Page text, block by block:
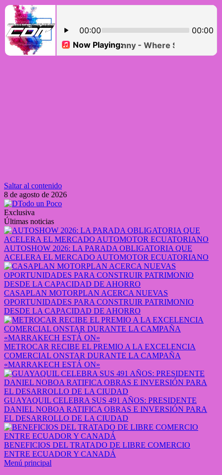
Saltar al contenido
8 de agosto de 2026
Exclusiva
Últimas noticias
AUTOSHOW 2026: LA PARADA OBLIGATORIA QUE
ACELERA EL MERCADO AUTOMOTOR ECUATORIANO
CASAPLAN MOTORPLAN ACERCA NUEVAS
OPORTUNIDADES PARA CONSTRUIR PATRIMONIO
DESDE LA CAPACIDAD DE AHORRO
METROCAR RECIBE EL PREMIO A LA EXCELENCIA
COMERCIAL ONSTAR DURANTE LA CAMPAÑA
«MARRAKECH ESTÁ ON»
GUAYAQUIL CELEBRA SUS 491 AÑOS: PRESIDENTE
DANIEL NOBOA RATIFICA OBRAS E INVERSIÓN PARA
EL DESARROLLO DE LA CIUDAD
BENEFICIOS DEL TRATADO DE LIBRE COMERCIO
ENTRE ECUADOR Y CANADÁ
Menú principal